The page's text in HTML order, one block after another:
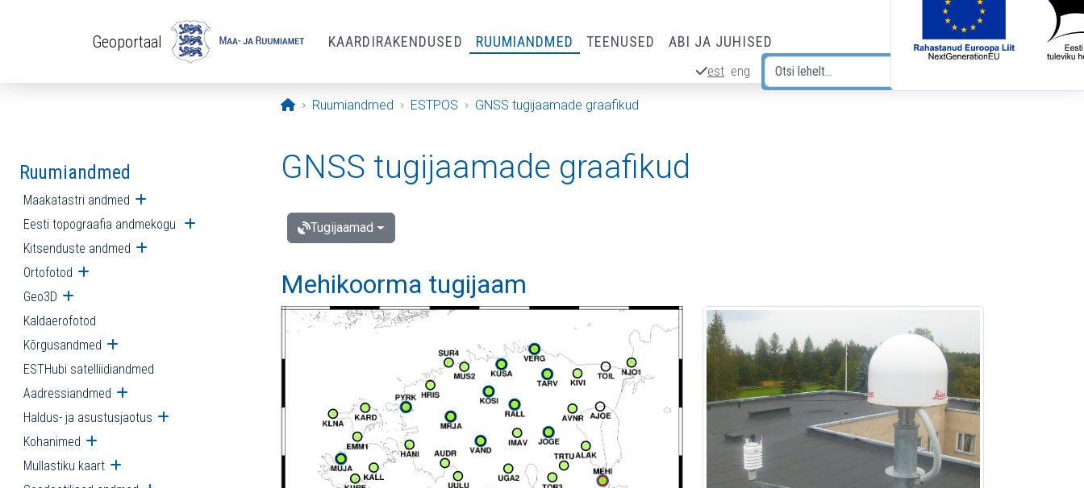
Geoportaal KAARDIRAKENDUSED RUUMIANDMED TEENUSED ABI JA JUHISED
est eng
Avaleht
Ruumiandmed ESTPOS GNSS tugijaamade graafikud
Ruumiandmed
Maakatastri andmed Ava alammenüü
Eesti topograafia andmekogu Ava alammenüü
Kitsenduste andmed Ava alammenüü
Ortofotod Ava alammenüü
Geo3D Ava alammenüü
Kaldaerofotod
Kõrgusandmed Ava alammenüü
ESTHubi satelliidiandmed
Aadressiandmed Ava alammenüü
Haldus- ja asustusjaotus Ava alammenüü
Kohanimed Ava alammenüü
Mullastiku kaart Ava alammenüü
GNSS tugijaamade graafikud
Tugijaamad
Mehikoorma tugijaam